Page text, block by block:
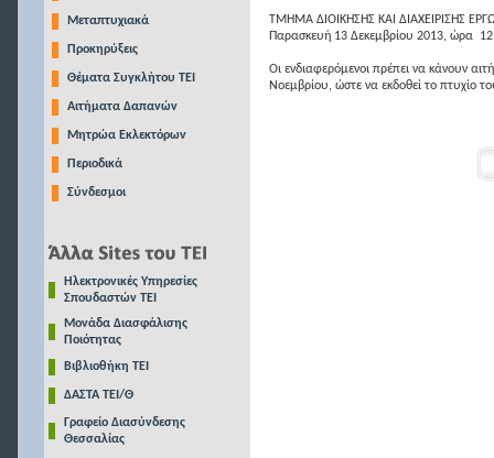
Μεταπτυχιακά
Προκηρύξεις
Θέματα Συγκλήτου ΤΕΙ
Αιτήματα Δαπανών
Μητρώα Εκλεκτόρων
Περιοδικά
Σύνδεσμοι
Ηλεκτρονικές Υπηρεσίες
Σπουδαστών ΤΕΙ
Μονάδα Διασφάλισης
Ποιότητας
Βιβλιοθήκη ΤΕΙ
ΔΑΣΤΑ ΤΕΙ/Θ
Γραφείο Διασύνδεσης
Θεσσαλίας
ΤΜΗΜΑ ΔΙΟΙΚΗΣΗΣ ΚΑΙ ΔΙΑΧΕΙΡΙΣΗΣ
Παρασκευή 13 Δεκεμβρίου 2013, ώρα
Οι ενδιαφερόμενοι πρέπει να κάνουν
Νοεμβρίου, ώστε να εκδοθεί το πτυχίο